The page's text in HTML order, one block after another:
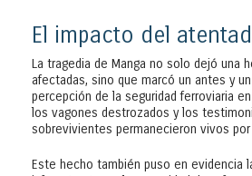
El impacto del
La tragedia de Manga no solo dejó una
afectadas, sino que marcó un antes y
percepción de la seguridad ferroviaria en
los vagones destrozados y los
sobrevivientes permanecieron vivos por
Este hecho también puso en evidencia